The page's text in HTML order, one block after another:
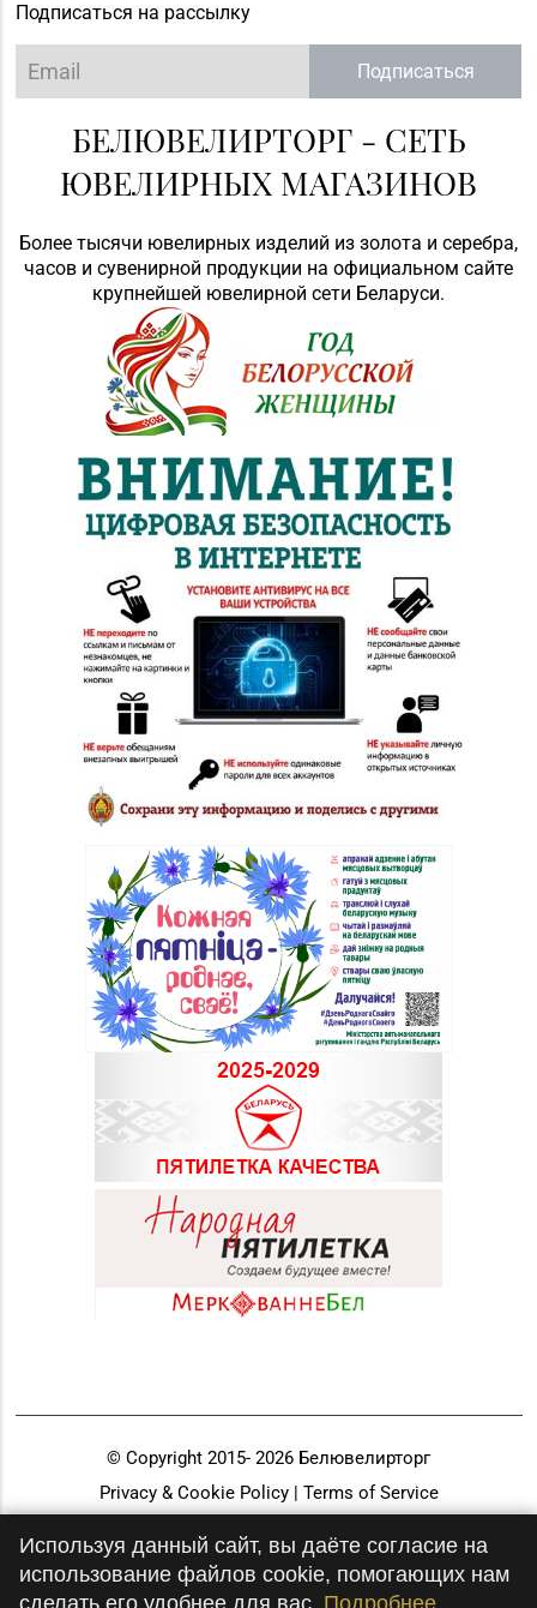
Подписаться на рассылку
Подписаться
БЕЛЮВЕЛИРТОРГ - СЕТЬ
ЮВЕЛИРНЫХ МАГАЗИНОВ
Более тысячи ювелирных изделий из золота и серебра,
часов и сувенирной продукции на официальном сайте
крупнейшей ювелирной сети Беларуси.
© Copyright 2015- 2026 Белювелирторг
Privacy & Cookie Policy | Terms of Service
Используя данный сайт, вы даёте согласие на
использование файлов cookie, помогающих нам
сделать его удобнее для вас. Подробнее